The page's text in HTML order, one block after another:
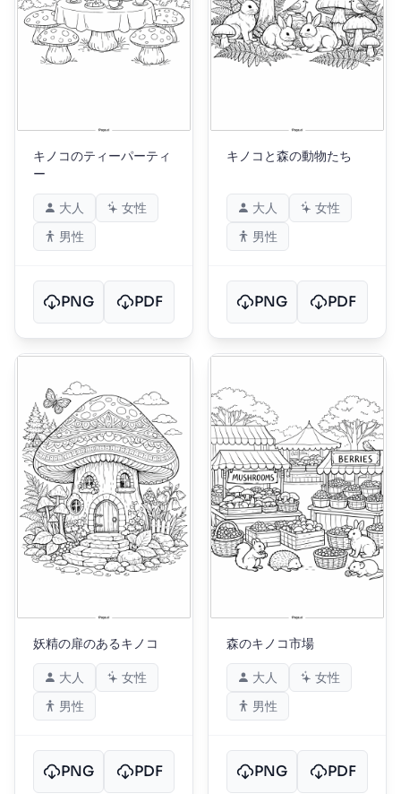
キノコのティーパーティ
ー
大人
女性
男性
PNG PDF
キノコと森の動物たち
大人
女性
男性
PNG PDF
妖精の扉のあるキノコ
大人
女性
男性
PNG PDF
森のキノコ市場
大人
女性
男性
PNG PDF